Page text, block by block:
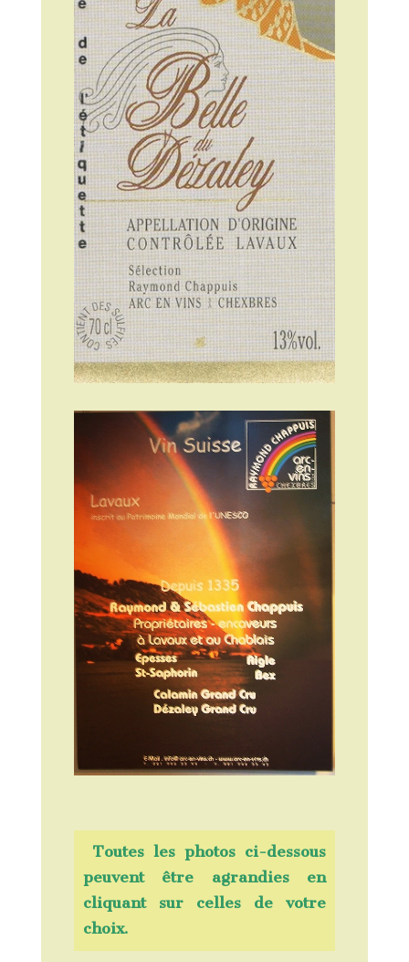
Toutes les photos ci-dessous
peuvent être agrandies en
cliquant sur celles de votre
choix.